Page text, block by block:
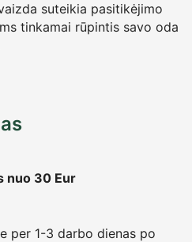
suteikia pasitikėjimo
tinkamai rūpintis savo oda
nuo 30 Eur
per 1-3 darbo dienas po